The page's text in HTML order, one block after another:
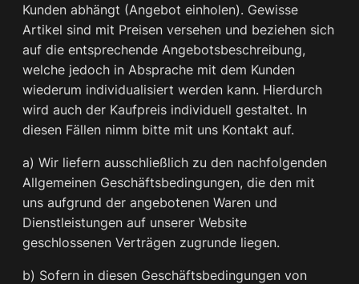
Kunden abhängt (Angebot einholen). Gewisse
Artikel sind mit Preisen versehen und beziehen sich
auf die entsprechende Angebotsbeschreibung,
welche jedoch in Absprache mit dem Kunden
wiederum individualisiert werden kann. Hierdurch
wird auch der Kaufpreis individuell gestaltet. In
diesen Fällen nimm bitte mit uns Kontakt auf.
a) Wir liefern ausschließlich zu den nachfolgenden
Allgemeinen Geschäftsbedingungen, die den mit
uns aufgrund der angebotenen Waren und
Dienstleistungen auf unserer Website
geschlossenen Verträgen zugrunde liegen.
b) Sofern in diesen Geschäftsbedingungen von